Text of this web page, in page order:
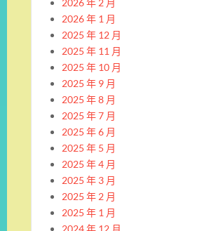
2026 年 1 月
2025 年 12 月
2025 年 11 月
2025 年 10 月
2025 年 9 月
2025 年 8 月
2025 年 7 月
2025 年 6 月
2025 年 5 月
2025 年 4 月
2025 年 3 月
2025 年 2 月
2025 年 1 月
2024 年 12 月